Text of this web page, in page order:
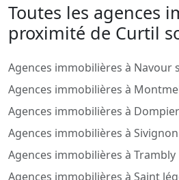
Toutes les agences
proximité de Curtil
Agences immobilières à Navour
Agences immobilières à
Agences immobilières à
Agences immobilières à Sivignon
Agences immobilières à Trambly
Agences immobilières à Saint